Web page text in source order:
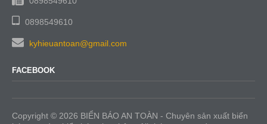
0898549610
kyhieuantoan@gmail.com
FACEBOOK
Copyright © 2026 BIỂN BÁO AN TOÀN - Chuyên sản xuất biển